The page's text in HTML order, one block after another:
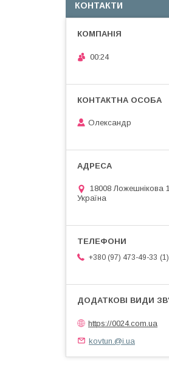
КОНТАКТИ
00:24
Олександр
18008 Ложешнікова
Україна
+380 (97) 473-49-33 1
https://0024.com.ua
kovtun.@i.ua